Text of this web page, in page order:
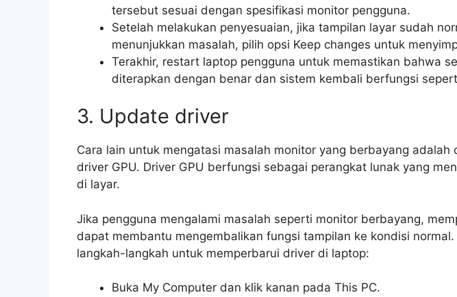
tersebut sesuai dengan spesifikasi monitor pengguna.
Setelah melakukan penyesuaian, jika tampilan layar sudah
menunjukkan masalah, pilih opsi Keep changes untuk
Terakhir, restart laptop pengguna untuk memastikan bahwa
diterapkan dengan benar dan sistem kembali berfungsi
3. Update driver
Cara lain untuk mengatasi masalah monitor yang berbayang adalah
driver GPU. Driver GPU berfungsi sebagai perangkat lunak yang
di layar.
Jika pengguna mengalami masalah seperti monitor berbayang,
dapat membantu mengembalikan fungsi tampilan ke kondisi
langkah-langkah untuk memperbarui driver di laptop:
Buka My Computer dan klik kanan pada This PC.